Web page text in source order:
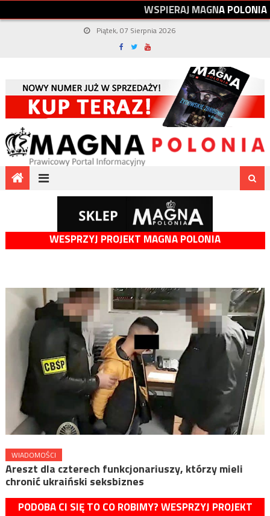
WSPIERAJMAGNAPOLONIA
Piątek, 07 Sierpnia 2026
WESPRZYJ PROJEKT MAGNA POLONIA
WIADOMOŚCI
Areszt dla czterech funkcjonariuszy, którzy mieli
chronić ukraiński seksbiznes
PODOBA CI SIĘ TO CO ROBIMY? WESPRZYJ PROJEKT